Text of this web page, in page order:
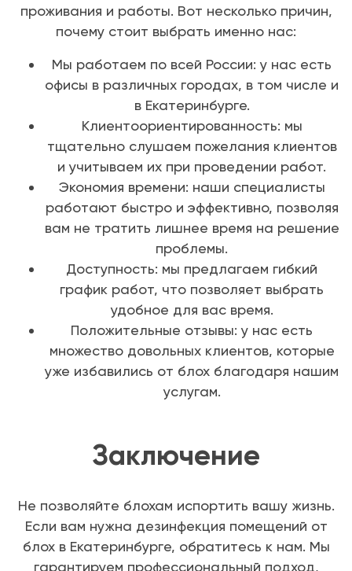
проживания и работы. Вот несколько причин,
почему стоит выбрать именно нас:
Мы работаем по всей России: у нас есть
офисы в различных городах, в том числе и
в Екатеринбурге.
Клиентоориентированность: мы
тщательно слушаем пожелания клиентов
и учитываем их при проведении работ.
Экономия времени: наши специалисты
работают быстро и эффективно, позволяя
вам не тратить лишнее время на решение
проблемы.
Доступность: мы предлагаем гибкий
график работ, что позволяет выбрать
удобное для вас время.
Положительные отзывы: у нас есть
множество довольных клиентов, которые
уже избавились от блох благодаря нашим
услугам.
Заключение
Не позволяйте блохам испортить вашу жизнь.
Если вам нужна дезинфекция помещений от
блох в Екатеринбурге, обратитесь к нам. Мы
гарантируем профессиональный подход,